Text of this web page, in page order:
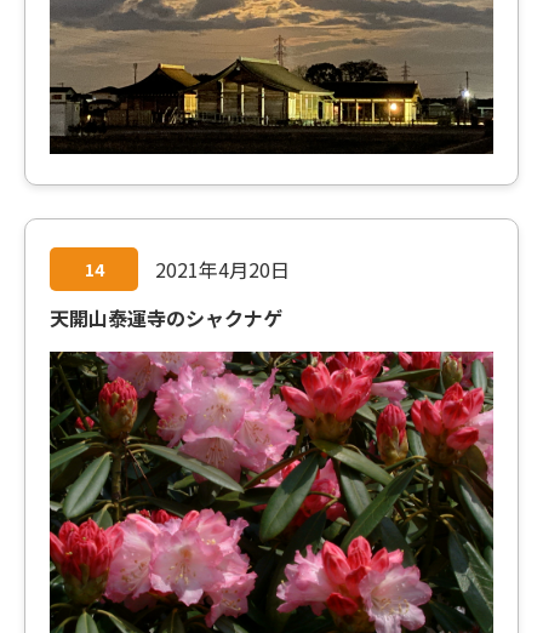
14
2021年4月20日
天開山泰運寺のシャクナゲ